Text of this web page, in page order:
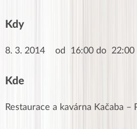
Kdy
8. 3. 2014 od 16:00 do 22:00
Kde
Restaurace a kavárna Kačaba –